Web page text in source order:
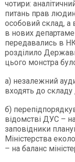
чотири:
питань прав
особовий склад, а
в нових
передавались в
розділило
цього монстра
а) незалежний
входять до
б)
відомстві ДУС –
заповідники
Міністерства
– на баланс